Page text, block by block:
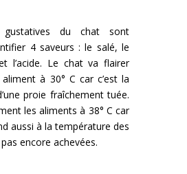
gustatives du chat sont
4 saveurs : le salé, le
l’acide. Le chat va flairer
à 30° C car c’est la
proie fraîchement tuée.
les aliments à 38° C car
aussi à la température des
pas encore achevées.